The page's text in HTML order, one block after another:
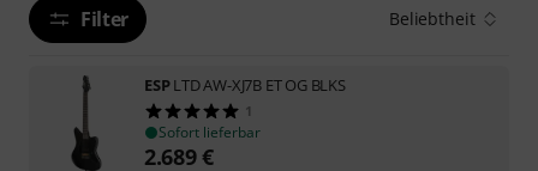
Filter Beliebtheit
ESPLTD AW-XJ7B ET OG BLKS
1
Sofort lieferbar
2.689€